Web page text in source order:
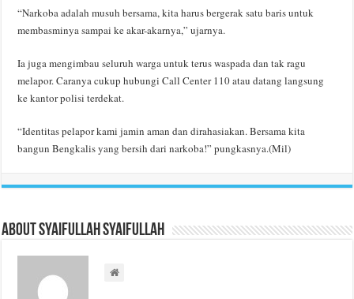
“Narkoba adalah musuh bersama, kita harus bergerak satu baris untuk
membasminya sampai ke akar-akarnya,” ujarnya.
Ia juga mengimbau seluruh warga untuk terus waspada dan tak ragu
melapor. Caranya cukup hubungi Call Center 110 atau datang langsung
ke kantor polisi terdekat.
“Identitas pelapor kami jamin aman dan dirahasiakan. Bersama kita
bangun Bengkalis yang bersih dari narkoba!” pungkasnya.(Mil)
About Syaifullah Syaifullah